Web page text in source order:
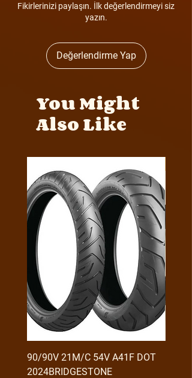
Fikirlerinizi paylaşın. İlk değerlendirmeyi siz
yazın.
Değerlendirme Yap
You Might
Also Like
90/90V 21M/C 54V A41F DOT
2024BRIDGESTONE